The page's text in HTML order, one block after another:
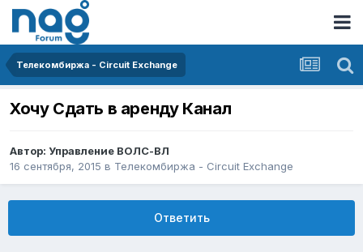
Телекомбиржа - Circuit Exchange
Хочу Сдать в аренду Канал
Автор: Управление ВОЛС-ВЛ
16 сентября, 2015 в Телекомбиржа - Circuit Exchange
Ответить